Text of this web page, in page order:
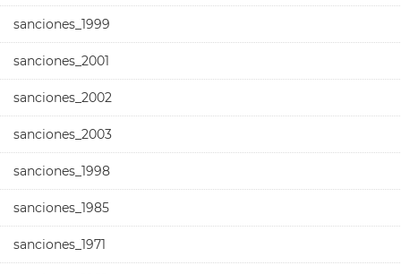
sanciones_1999
sanciones_2001
sanciones_2002
sanciones_2003
sanciones_1998
sanciones_1985
sanciones_1971